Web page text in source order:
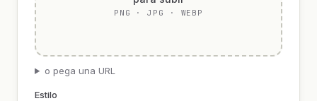
PNG · JPG · WEBP
o pega una URL
Estilo